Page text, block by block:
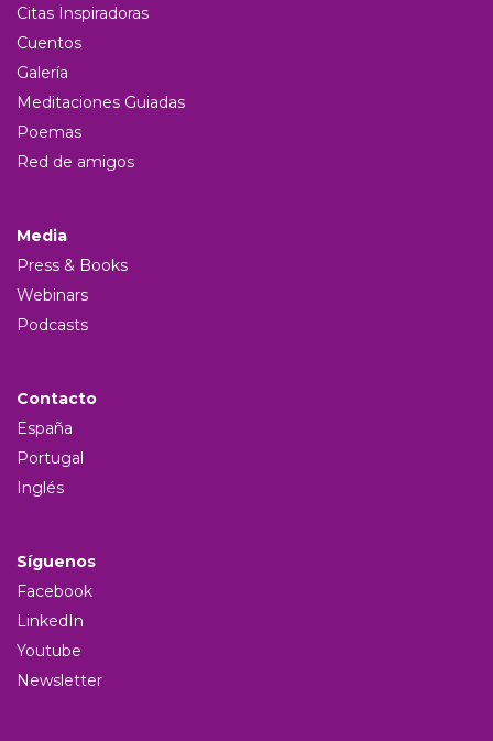
Citas Inspiradoras
Cuentos
Galería
Meditaciones Guiadas
Poemas
Red de amigos
Media
Press & Books
Webinars
Podcasts
Contacto
España
Portugal
Inglés
Síguenos
Facebook
LinkedIn
Youtube
Newsletter